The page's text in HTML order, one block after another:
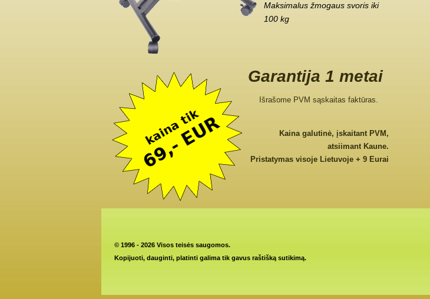
Maksimalus žmogaus svoris iki
100 kg
Garantija 1 metai
Išrašome PVM sąskaitas faktūras.
Kaina galutinė, įskaitant PVM,
atsiimant Kaune.
Pristatymas visoje Lietuvoje + 9 Eurai
© 1996 - 2026 Visos teisės saugomos.
Kopijuoti, dauginti, platinti galima tik gavus raštišką sutikimą.